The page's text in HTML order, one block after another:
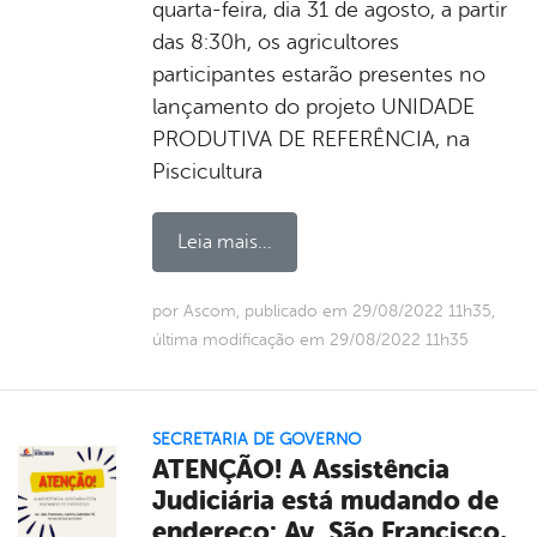
quarta-feira, dia 31 de agosto, a partir
das 8:30h, os agricultores
participantes estarão presentes no
lançamento do projeto UNIDADE
PRODUTIVA DE REFERÊNCIA, na
Piscicultura
Leia mais...
por Ascom, publicado em 29/08/2022 11h35,
última modificação em 29/08/2022 11h35
SECRETARIA DE GOVERNO
ATENÇÃO! A Assistência
Judiciária está mudando de